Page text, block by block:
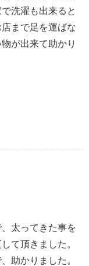
洗濯も出来ると
まで足を運ばな
が出来て助かり
太ってきた事を
て頂きました。
助かりました。